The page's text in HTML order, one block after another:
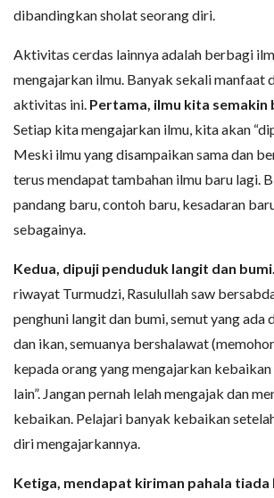
dibandingkan sholat seorang diri.
Aktivitas cerdas lainnya adalah berbagi
mengajarkan ilmu. Banyak sekali manfaat
aktivitas ini. Pertama, ilmu kita semakin
Setiap kita mengajarkan ilmu, kita akan
Meski ilmu yang disampaikan sama dan
terus mendapat tambahan ilmu baru lagi.
pandang baru, contoh baru, kesadaran
sebagainya.
Kedua, dipuji penduduk langit dan bumi.
riwayat Turmudzi, Rasulullah saw
penghuni langit dan bumi, semut yang ada
dan ikan, semuanya bershalawat
kepada orang yang mengajarkan
lain”. Jangan pernah lelah mengajak dan
kebaikan. Pelajari banyak kebaikan
diri mengajarkannya.
Ketiga, mendapat kiriman pahala tiada